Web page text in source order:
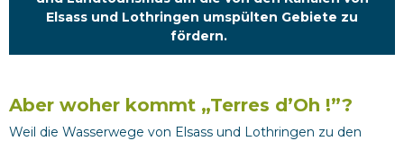
Elsass und Lothringen umspülten Gebiete zu
fördern.
Aber woher kommt „Terres d’Oh !”?
Weil die Wasserwege von Elsass und Lothringen zu den